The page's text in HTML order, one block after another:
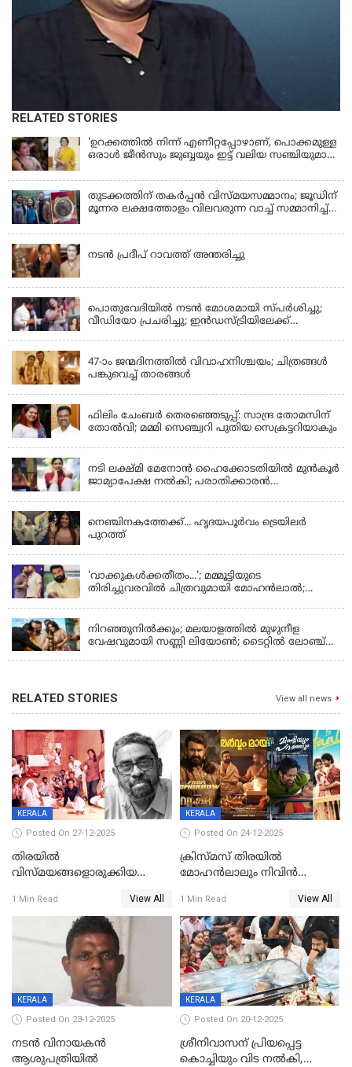
RELATED STORIES
'ഉറക്കത്തിൽ നിന്ന് എണീറ്റപ്പോഴാണ്, പൊക്കമുള്ള
ഒരാൾ ജീൻസും ജുബ്ബയും ഇട്ട് വലിയ സഞ്ചിയുമായി
മരിച്ചുപോയെന്ന് പറഞ്ഞു; ആത്മാക്കളെ കണ്ടിട്ടു
ഉണ്ടെന്ന് നടി ലെന
തുടക്കത്തിന് തകർപ്പൻ വിസ്മയസമ്മാനം; ജൂഡിന്
മൂന്നര ലക്ഷത്തോളം വിലവരുന്ന വാച്ച് സമ്മാനിച്ച്
നടൻ പ്രദീപ് റാവത്ത് അന്തരിച്ചു
പൊതുവേദിയില്‍ നടന്‍ മോശമായി സ്പര്‍ശിച്ചു;
വീഡിയോ പ്രചരിച്ചു; ഇന്‍ഡസ്ട്രിയിലേക്ക്
47-ാം ജന്മദിനത്തിൽ വിവാഹനിശ്ചയം; ചിത്രങ്ങള്‍
പങ്കുവെച്ച് താരങ്ങൾ
ഫിലിം ചേംബർ തെരഞ്ഞെടുപ്പ്: സാന്ദ്ര തോമസിന്
തോൽവി; മമ്മി സെഞ്ച്വറി പുതിയ സെക്രട്ടറിയാകും
നടി ലക്ഷ്മി മേനോൻ ഹൈക്കോടതിയിൽ മുൻ‌കൂർ
ജാമ്യാപേക്ഷ നൽകി; പരാതിക്കാരൻ
നെഞ്ചിനകത്തേക്ക്... ഹൃദയപൂര്‍വം ട്രെയിലര്‍
പുറത്ത്
'വാക്കുകള്‍ക്കതീതം...'; മമ്മൂട്ടിയുടെ
തിരിച്ചുവരവില്‍ ചിത്രവുമായി മോഹന്‍ലാല്‍;
നിറഞ്ഞുനിൽക്കും; മലയാളത്തിൽ മുഴുനീള
വേഷവുമായി സണ്ണി ലിയോൺ; ടൈറ്റിൽ ലോഞ്ച്
RELATED STORIES View all news
KERALA
Posted On 27-12-2025
തിരയിൽ
വിസ്മയങ്ങളൊരുക്കിയ
ശേഖര്‍ അന്തരിച്ചു
1 Min Read View All
KERALA
Posted On 24-12-2025
ക്രിസ്മസ് തിരയിൽ
മോഹൻലാലും നിവിൻ
ഷെയ്‌നും; 200 കോടി
മുടക്കിയെത്തുന്ന
വൃഷഭയുൾപ്പെടെ കാണാം
1 Min Read View All
KERALA
Posted On 23-12-2025
നടൻ വിനായകൻ
ആശുപത്രിയിൽ
KERALA
Posted On 20-12-2025
ശ്രീനിവാസന് പ്രിയപ്പെട്ട
കൊച്ചിയും വിട നൽകി,